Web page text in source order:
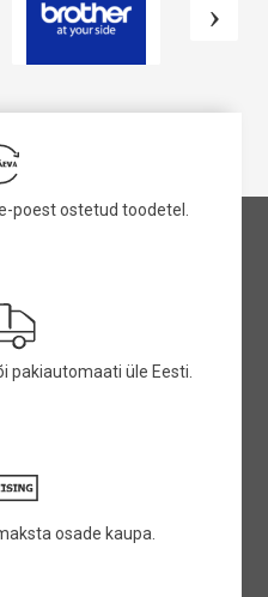
poest ostetud toodetel.
pakiautomaati üle Eesti.
osade kaupa.